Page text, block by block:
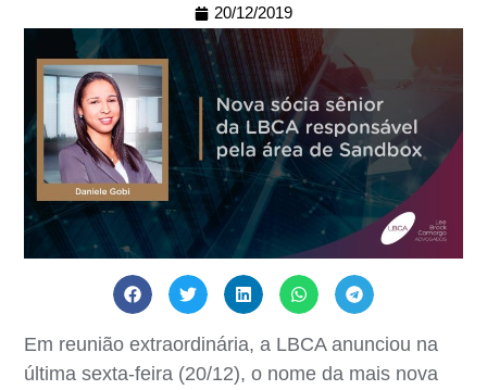
20/12/2019
Em reunião extraordinária, a LBCA anunciou na
última sexta-feira (20/12), o nome da mais nova